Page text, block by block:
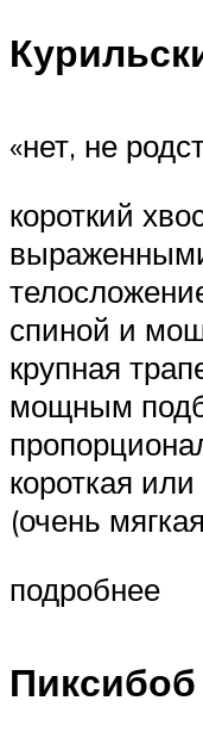
«нет, не
короткий
спиной и
крупная
мощным
короткая
(очень
подробнее
Пиксибоб